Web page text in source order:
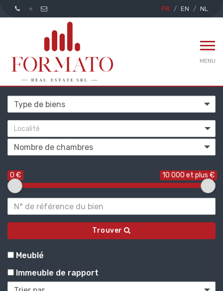
FR EN NL
MENU
Localité
0 € 10 000 et plus €
Trouver
Meublé
Immeuble de rapport